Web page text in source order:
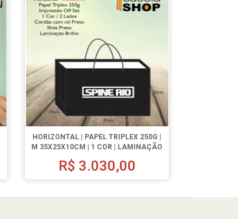
HORIZONTAL | PAPEL TRIPLEX 250G |
M 35X25X10CM | 1 COR | LAMINAÇÃO
FOSCA | 500 UN.
R$ 3.030,00